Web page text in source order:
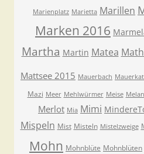
Marienplatz Marietta Marillen
Marken 2016
Martha Martin Matea
Mattsee 2015 Mauerbach
Mazi Meer Mehlwürmer Meise
Merlot Mia Mimi
Mispeln Mist Misteln Mistelzweige
Mohn Mohnblüte Mohnblüten